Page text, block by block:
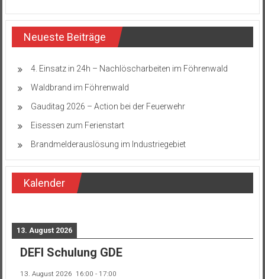
Neueste Beiträge
4. Einsatz in 24h – Nachlöscharbeiten im Föhrenwald
Waldbrand im Föhrenwald
Gauditag 2026 – Action bei der Feuerwehr
Eisessen zum Ferienstart
Brandmelderauslösung im Industriegebiet
Kalender
13. August 2026
DEFI Schulung GDE
13. August 2026 16:00 - 17:00